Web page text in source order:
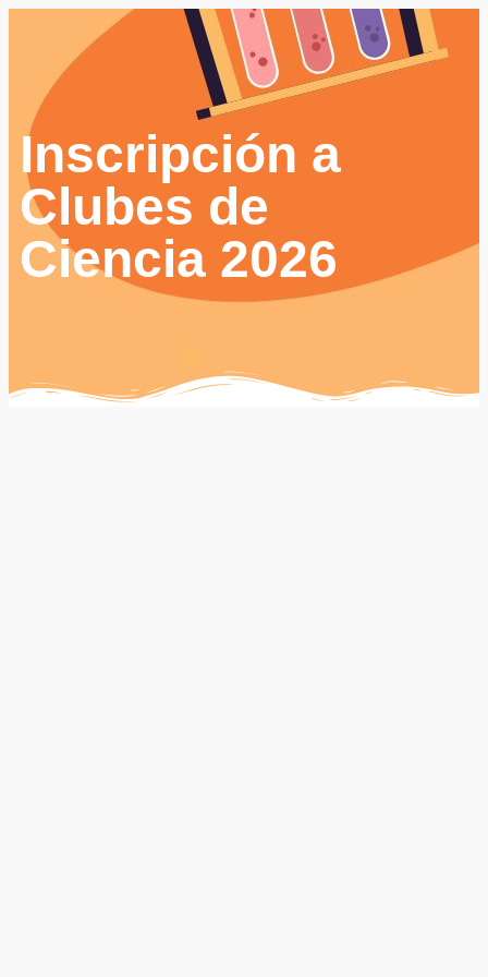
Inscripción a
Clubes de
Ciencia 2026